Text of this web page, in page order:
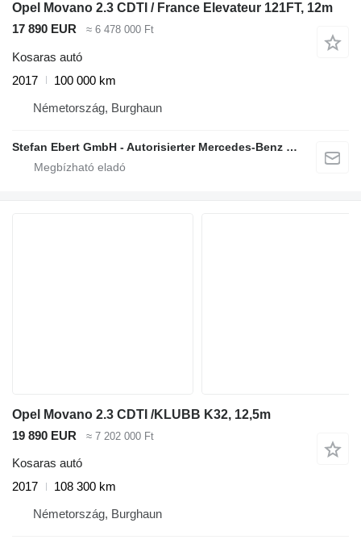
Opel Movano 2.3 CDTI / France Elevateur 121FT, 12m
17 890 EUR
≈ 6 478 000 Ft
Kosaras autó
2017
100 000 km
Németország, Burghaun
Stefan Ebert GmbH - Autorisierter Mercedes-Benz Servicepartner
Opel Movano 2.3 CDTI /KLUBB K32, 12,5m
19 890 EUR
≈ 7 202 000 Ft
Kosaras autó
2017
108 300 km
Németország, Burghaun